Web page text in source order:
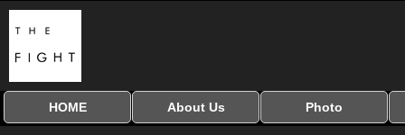
HOME About Us Photo